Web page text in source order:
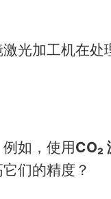
光加工机在处
如，使用CO₂
们的精度？